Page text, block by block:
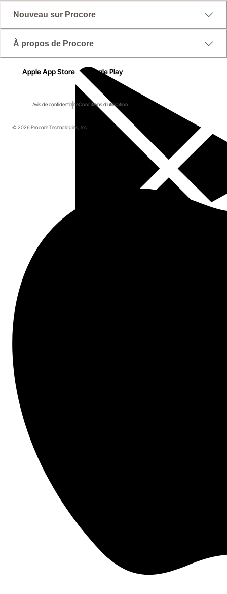
Nouveau sur Procore
À propos de Procore
Apple App Store Google Play
Avis de confidentialitéConditions d'utilisation
© 2026 Procore Technologies, Inc.